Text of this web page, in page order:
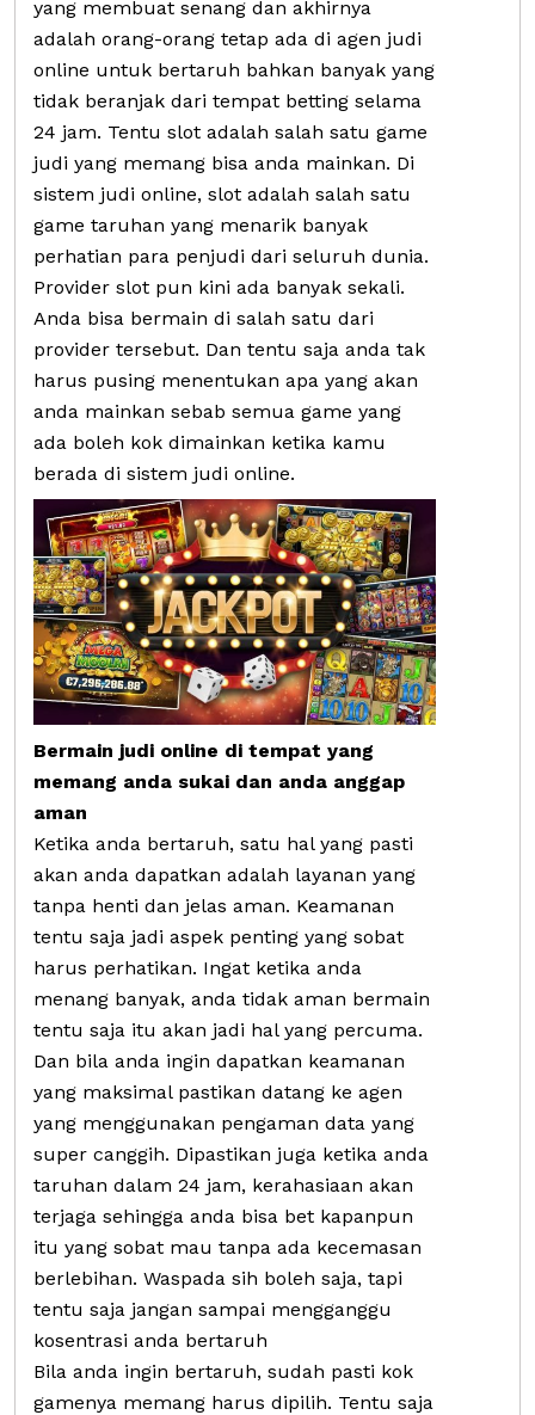
yang membuat senang dan akhirnya
adalah orang-orang tetap ada di agen judi
online untuk bertaruh bahkan banyak yang
tidak beranjak dari tempat betting selama
24 jam. Tentu slot adalah salah satu game
judi yang memang bisa anda mainkan. Di
sistem judi online, slot adalah salah satu
game taruhan yang menarik banyak
perhatian para penjudi dari seluruh dunia.
Provider slot pun kini ada banyak sekali.
Anda bisa bermain di salah satu dari
provider tersebut. Dan tentu saja anda tak
harus pusing menentukan apa yang akan
anda mainkan sebab semua game yang
ada boleh kok dimainkan ketika kamu
berada di sistem judi online.
Bermain judi online di tempat yang
memang anda sukai dan anda anggap
aman
Ketika anda bertaruh, satu hal yang pasti
akan anda dapatkan adalah layanan yang
tanpa henti dan jelas aman. Keamanan
tentu saja jadi aspek penting yang sobat
harus perhatikan. Ingat ketika anda
menang banyak, anda tidak aman bermain
tentu saja itu akan jadi hal yang percuma.
Dan bila anda ingin dapatkan keamanan
yang maksimal pastikan datang ke agen
yang menggunakan pengaman data yang
super canggih. Dipastikan juga ketika anda
taruhan dalam 24 jam, kerahasiaan akan
terjaga sehingga anda bisa bet kapanpun
itu yang sobat mau tanpa ada kecemasan
berlebihan. Waspada sih boleh saja, tapi
tentu saja jangan sampai mengganggu
kosentrasi anda bertaruh
Bila anda ingin bertaruh, sudah pasti kok
gamenya memang harus dipilih. Tentu saja